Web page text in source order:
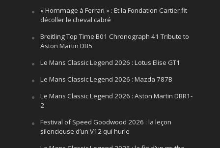
« Hommage à Ferrari » : Et la Fondation Cartier fit
décoller le cheval cabré
Breitling Top Time B01 Chronograph 41 Tribute to
Aston Martin DB5
Le Mans Classic Legend 2026 : Lotus Elise GT1
Le Mans Classic Legend 2026 : Mazda 787B
Le Mans Classic Legend 2026 : Aston Martin DBR1-
2
Festival of Speed Goodwood 2026 : la leçon
silencieuse d’un V12 qui hurle